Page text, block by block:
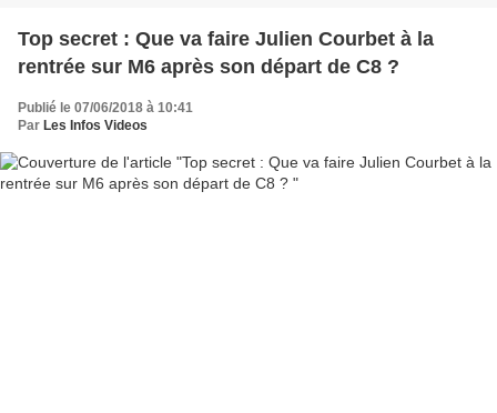
Top secret : Que va faire Julien Courbet à la
rentrée sur M6 après son départ de C8 ?
Publié le 07/06/2018 à 10:41
Par Les Infos Videos